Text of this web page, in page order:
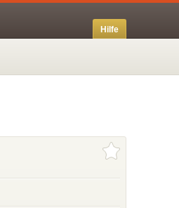
Hilfe